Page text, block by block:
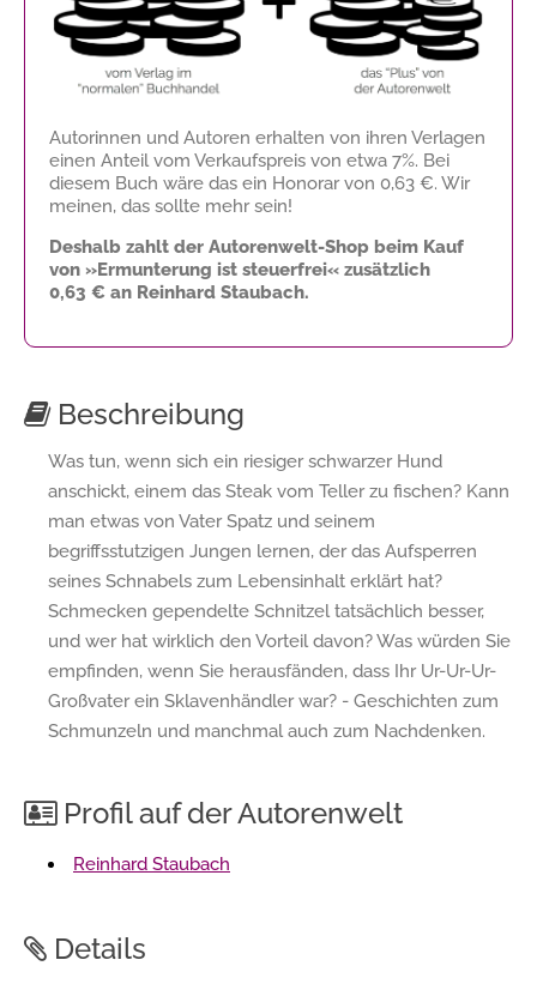
Autorinnen und Autoren erhalten von ihren Verlagen
einen Anteil vom Verkaufspreis von etwa 7%. Bei
diesem Buch wäre das ein Honorar von 0,63 €. Wir
meinen, das sollte mehr sein!
Deshalb zahlt der Autorenwelt-Shop beim Kauf
von »Ermunterung ist steuerfrei« zusätzlich
0,63 € an Reinhard Staubach.
Beschreibung
Was tun, wenn sich ein riesiger schwarzer Hund
anschickt, einem das Steak vom Teller zu fischen? Kann
man etwas von Vater Spatz und seinem
begriffsstutzigen Jungen lernen, der das Aufsperren
seines Schnabels zum Lebensinhalt erklärt hat?
Schmecken gependelte Schnitzel tatsächlich besser,
und wer hat wirklich den Vorteil davon? Was würden Sie
empfinden, wenn Sie herausfänden, dass Ihr Ur-Ur-Ur-
Großvater ein Sklavenhändler war? - Geschichten zum
Schmunzeln und manchmal auch zum Nachdenken.
Profil auf der Autorenwelt
Reinhard Staubach
Details